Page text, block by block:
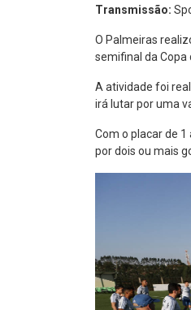
Transmissão:
O Palmeiras
semifinal da Copa
A atividade foi
irá lutar por uma
Com o placar de
por dois ou mais